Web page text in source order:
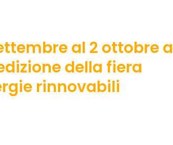
al 2 ottobre a
della fiera
rinnovabili